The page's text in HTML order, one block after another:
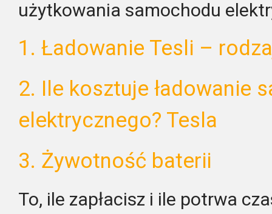
użytkowania samochodu
1. Ładowanie Tesli –
2. Ile kosztuje ładowanie
elektrycznego? Tesla
3. Żywotność baterii
To, ile zapłacisz i ile potrwa